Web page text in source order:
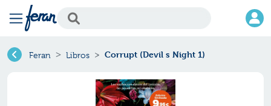
Feran Libros Corrupt (Devil s Night 1)